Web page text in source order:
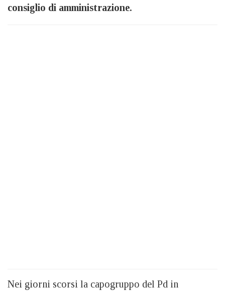
consiglio di amministrazione.
Nei giorni scorsi la capogruppo del Pd in